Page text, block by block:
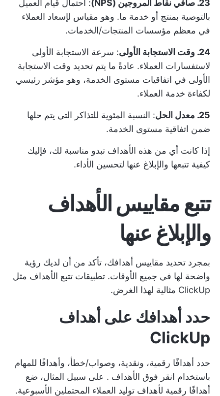
23. صافي نقاط المروجين (NPS)
: احتمال قيام العميل
بالتوصية بمنتج أو خدمة ما. وهو مقياس لإسعاد العملاء
في معظم مؤسسات المنتجات/الخدمات.
24. وقت الاستجابة الأولى
: سرعة الاستجابة الأولى
لاستفسارات العملاء. عادةً ما يتم تحديد وقت الاستجابة
الأولى في اتفاقيات مستوى الخدمة، وهو مؤشر رئيسي
لكفاءة خدمة العملاء.
25. معدل الحل
: النسبة المئوية للتذاكر التي يتم حلها
ضمن اتفاقية مستوى الخدمة.
إذا كانت أي من هذه الأهداف تبدو مناسبة لك، فإليك
كيفية تتبعها والإبلاغ عنها لتحسين الأداء.
تتبع مقاييس الأهداف
والإبلاغ عنها
بمجرد تحديد مقاييس أهدافك، تأكد من أن لديك رؤية
واضحة لها في جميع الأوقات. تطبيقات تتبع الأهداف مثل
ClickUp مثالية لهذا الغرض.
حدد أهدافك على أهداف
ClickUp
حدد أهدافًا رقمية، ونقدية، وصواب/خطأ، وأهدافًا للمهام
باستخدام انقر فوق الأهداف . على سبيل المثال، ضع
أهدافًا رقمية لأهداف توليد العملاء المحتملين الأسبوعية.